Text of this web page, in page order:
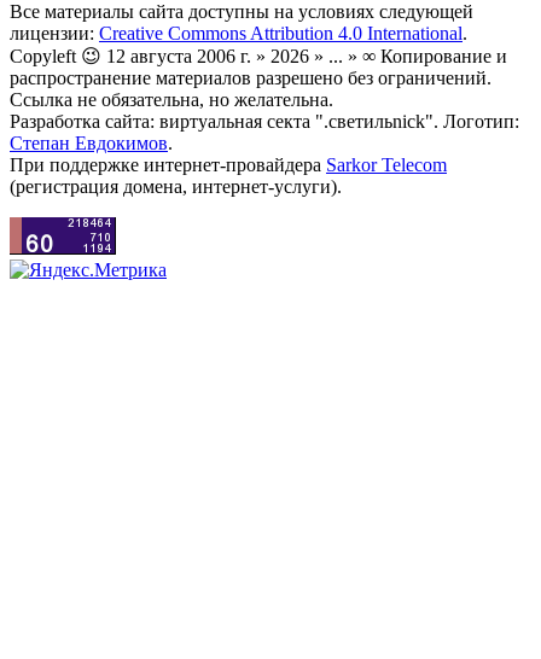
Все материалы сайта доступны на условиях следующей
лицензии: Creative Commons Attribution 4.0 International.
Copyleft 😉 12 августа 2006 г. » 2026 » ... » ∞ Копирование и
распространение материалов разрешено без ограничений.
Ссылка не обязательна, но желательна.
Разработка сайта: виртуальная секта ".светильnick". Логотип:
Степан Евдокимов.
При поддержке интернет-провайдера Sarkor Telecom
(регистрация домена, интернет-услуги).